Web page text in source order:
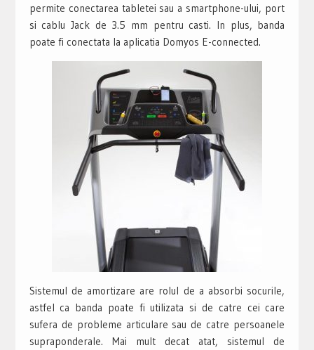
permite conectarea tabletei sau a smartphone-ului, port
si cablu Jack de 3.5 mm pentru casti. In plus, banda
poate fi conectata la aplicatia Domyos E-connected.
Sistemul de amortizare are rolul de a absorbi socurile,
astfel ca banda poate fi utilizata si de catre cei care
sufera de probleme articulare sau de catre persoanele
supraponderale. Mai mult decat atat, sistemul de